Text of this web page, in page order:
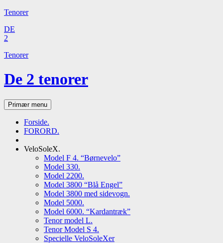
Tenorer
DE
2
Tenorer
De 2 tenorer
SøgPrimær menu Hop
til
Forside.
FORORD.
VeloSoleX.
Model F 4. “Børnevelo”
Model 330.
Model 2200.
Model 3800 “Blå Engel”
Model 3800 med sidevogn.
Model 5000.
Model 6000. “Kardantræk”
Tenor model L.
Tenor Model S 4.
Specielle VeloSoleXer